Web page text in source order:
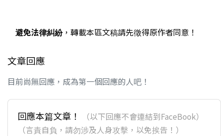
避免法律糾紛，轉載本區文稿請先徵得原作者同意！
文章回應
目前尚無回應，成為第一個回應的人吧！
回應本篇文章！
（以下回應不會連結到FaceBook）
（言責自負，請勿涉及人身攻擊，以免挨告！）